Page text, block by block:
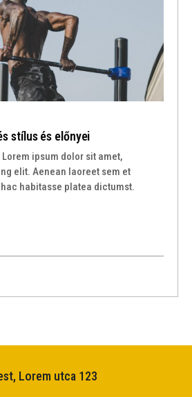
stílus és előnyei
ipsum dolor sit amet,
elit. Aenean laoreet sem et
habitasse platea dictumst.
Lorem utca 123